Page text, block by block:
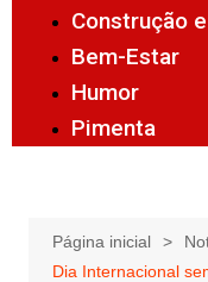
Construção
Bem-Estar
Humor
Pimenta
Página inicial
Dia Internacional